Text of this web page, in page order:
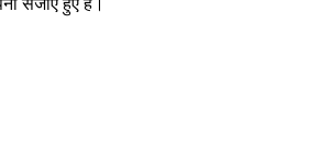
संजोए हुए हैं।